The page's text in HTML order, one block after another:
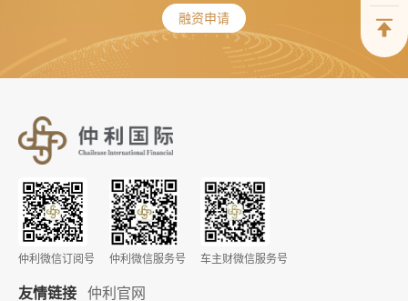
融资申请
仲利微信订阅号 仲利微信服务号 车主财微信服务号
友情链接 仲利官网